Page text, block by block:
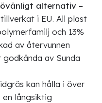
alternativ –
i EU. All plast
och 13%
av återvunnen
av Sunda
kan hålla i över
långsiktig